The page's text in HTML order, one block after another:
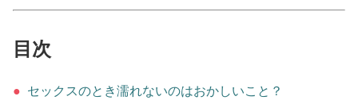
目次
● セックスのとき濡れないのはおかしいこと？